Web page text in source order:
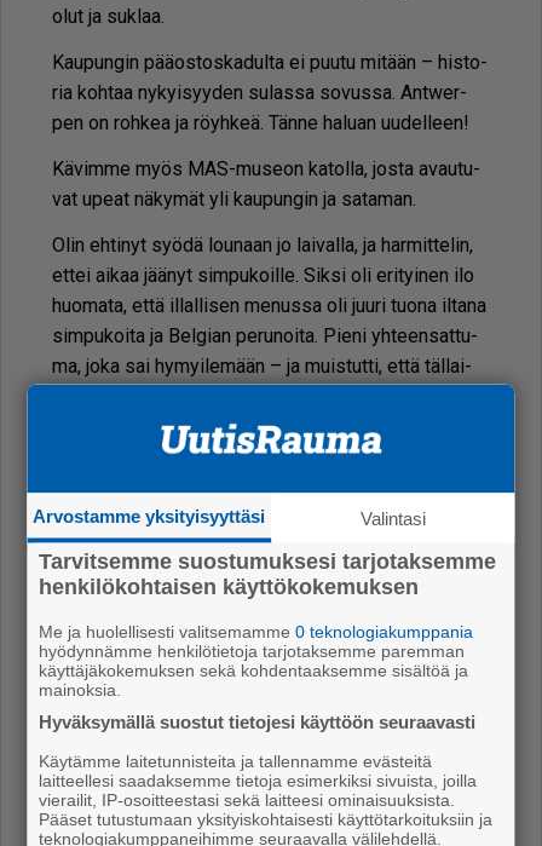
olut ja suk­laa.
Kau­pun­gin pää­os­tos­ka­dul­ta ei puu­tu mi­tään – his­to­
ria koh­taa ny­kyi­syy­den su­las­sa so­vus­sa. Ant­wer­
pen on roh­kea ja röyh­keä. Tän­ne ha­lu­an uu­del­leen!
Kä­vim­me myös MAS-mu­se­on ka­tol­la, jos­ta avau­tu­
vat upe­at nä­ky­mät yli kau­pun­gin ja sa­ta­man.
Olin eh­ti­nyt syö­dä lou­naan jo lai­val­la, ja har­mit­te­lin,
et­tei ai­kaa jää­nyt sim­pu­koil­le. Sik­si oli eri­tyi­nen ilo
huo­ma­ta, et­tä il­lal­li­sen me­nus­sa oli juu­ri tuo­na il­ta­na
sim­pu­koi­ta ja Bel­gi­an pe­ru­noi­ta. Pie­ni yh­teen­sat­tu­
ma, joka sai hy­myi­le­mään – ja muis­tut­ti, et­tä täl­lai­
Maison Dandoyn tea room
Brysselissä.
Arvostamme yksityisyyttäsi Valintasi
Tarvitsemme suostumuksesi tarjotaksemme
henkilökohtaisen käyttökokemuksen
Me ja huolellisesti valitsemamme0 teknologiakumppania
hyödynnämme henkilötietoja tarjotaksemme paremman
käyttäjäkokemuksen sekä kohdentaaksemme sisältöä ja
mainoksia.
Hyväksymällä suostut tietojesi käyttöön seuraavasti
Käytämme laitetunnisteita ja tallennamme evästeitä
laitteellesi saadaksemme tietoja esimerkiksi sivuista, joilla
vierailit, IP-osoitteestasi sekä laitteesi ominaisuuksista.
Pääset tutustumaan yksityiskohtaisesti käyttötarkoituksiin ja
teknologiakumppaneihimme seuraavalla välilehdellä.